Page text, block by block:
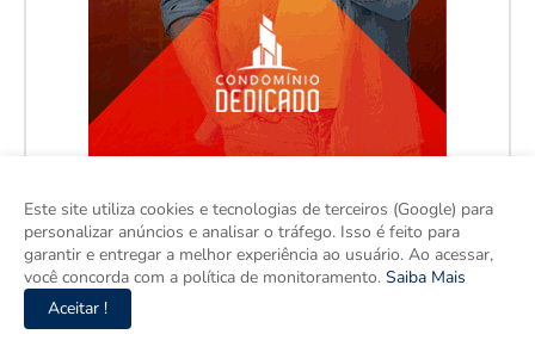
Este site utiliza cookies e tecnologias de terceiros (Google) para
personalizar anúncios e analisar o tráfego. Isso é feito para
garantir e entregar a melhor experiência ao usuário. Ao acessar,
você concorda com a política de monitoramento. Saiba Mais
Aceitar !